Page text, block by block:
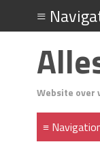
Website over